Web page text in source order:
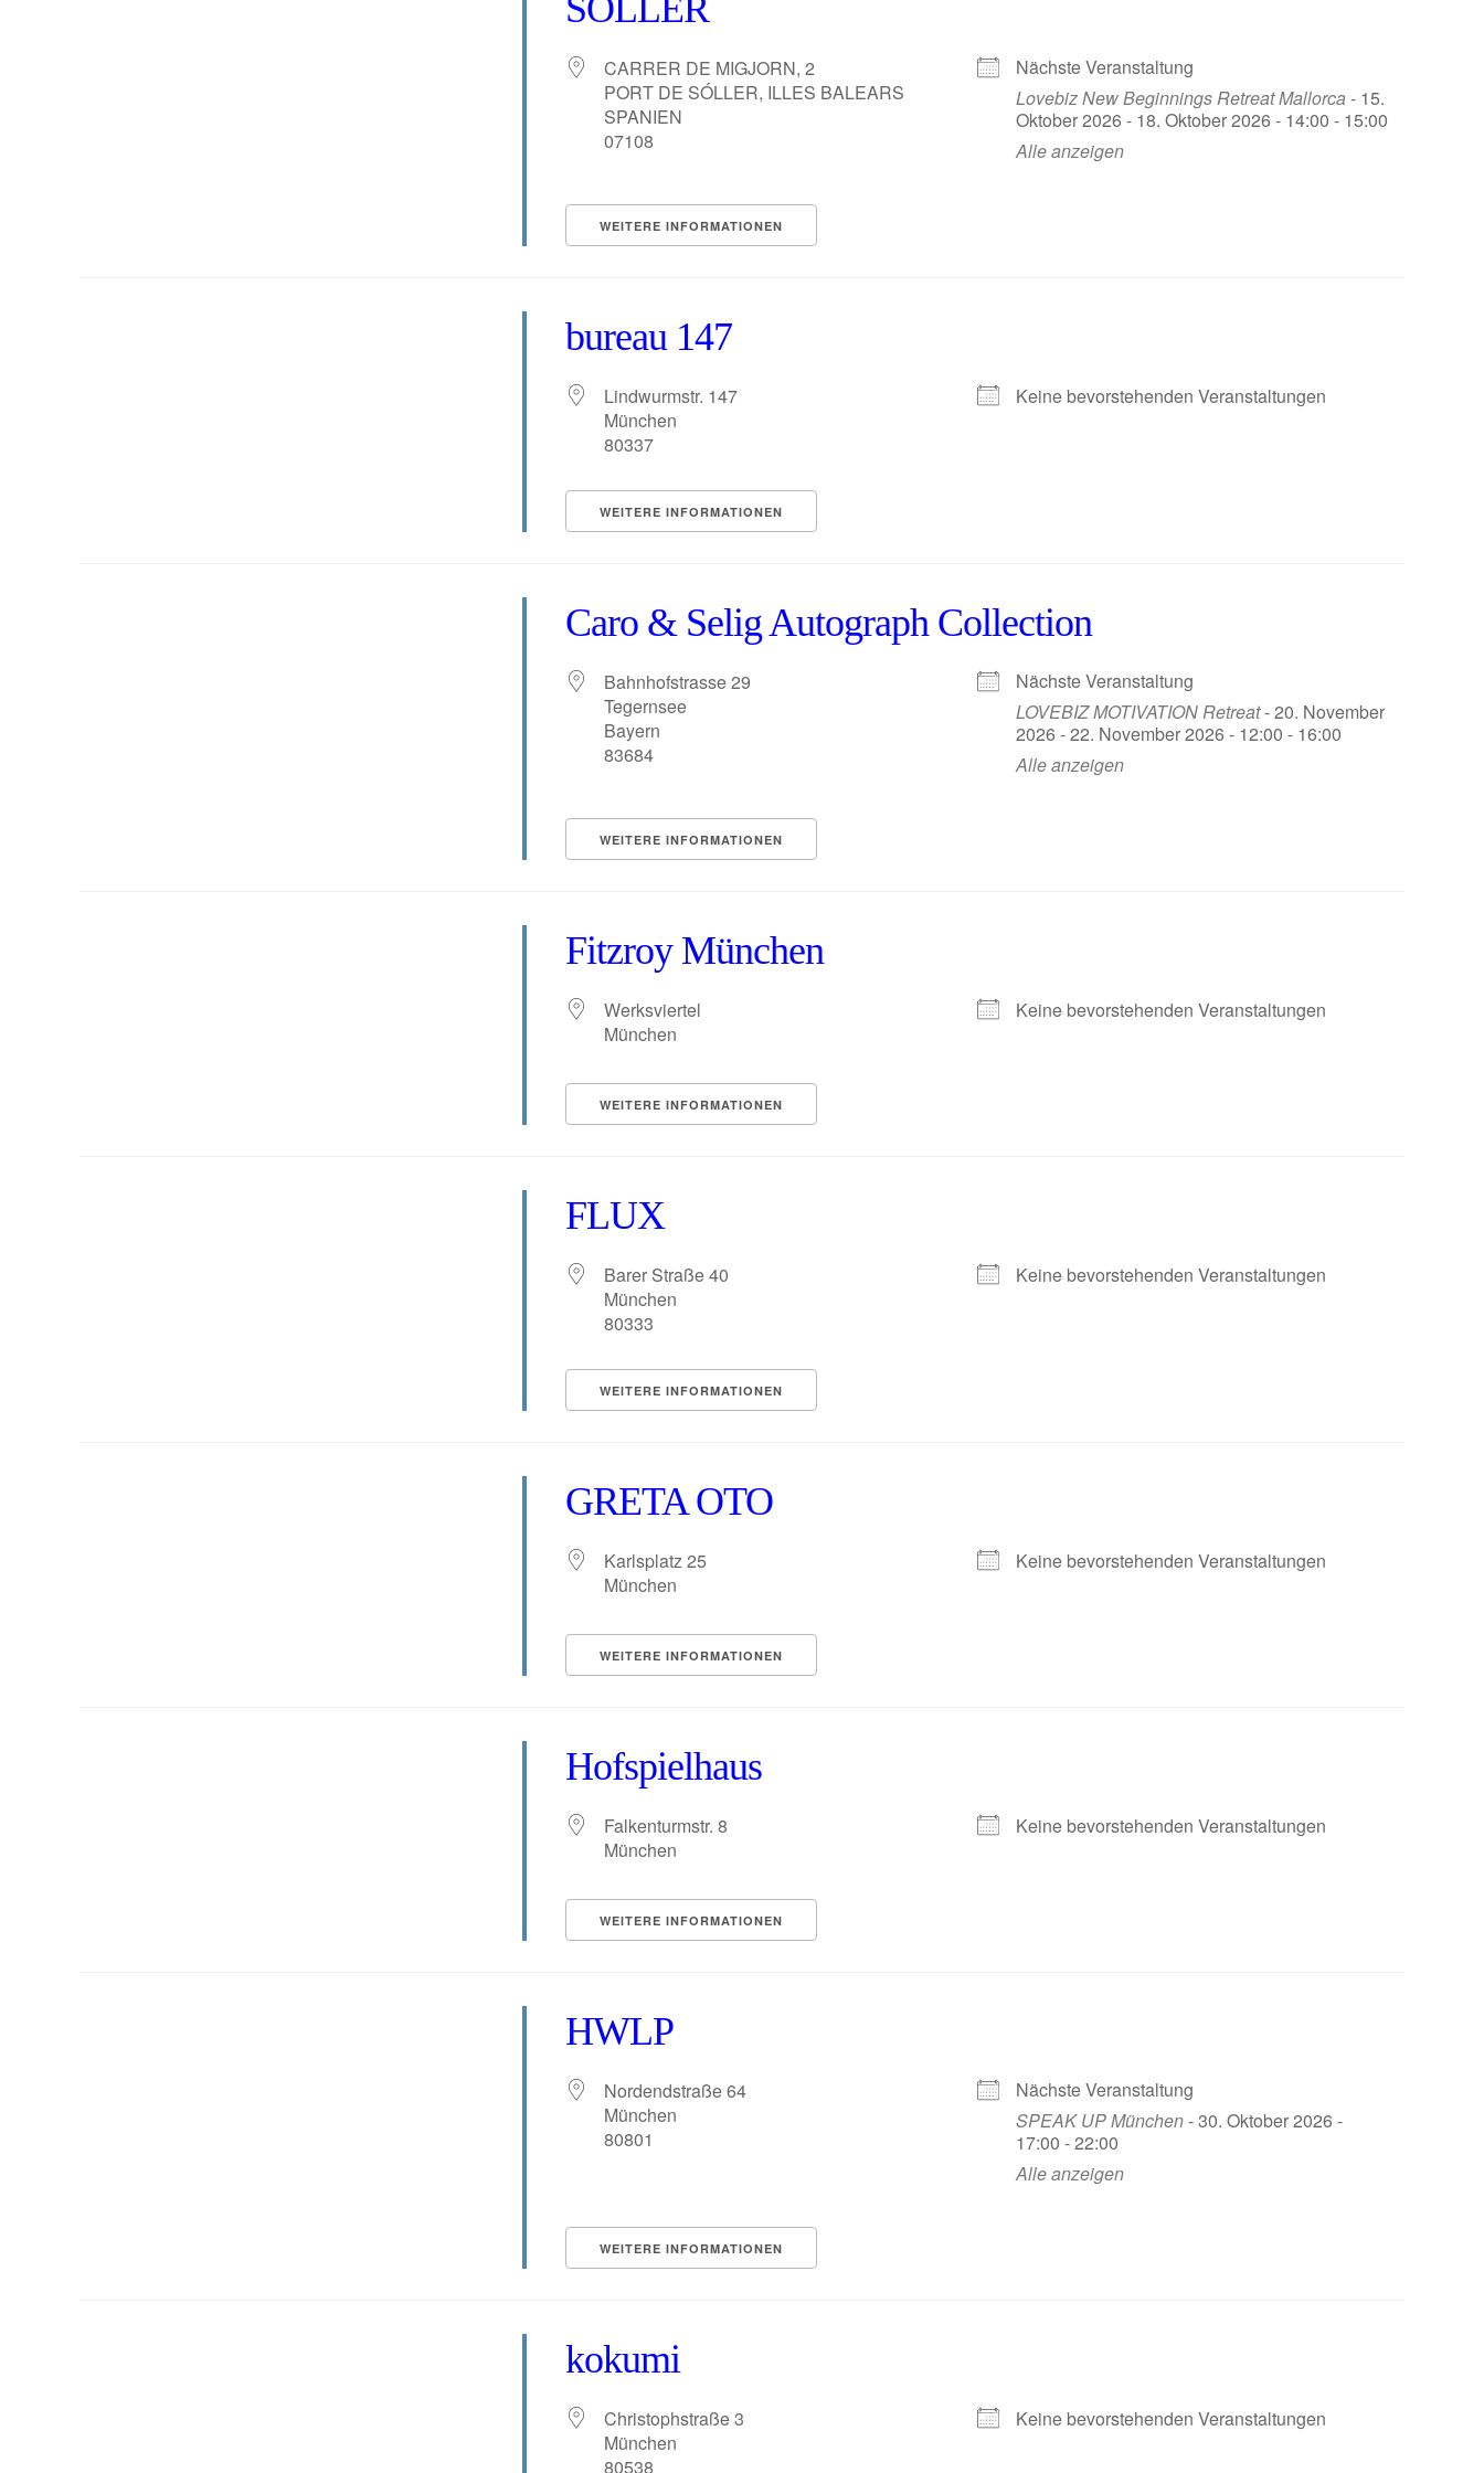
SÓLLER
CARRER DE MIGJORN, 2
PORT DE SÓLLER, ILLES BALEARS
SPANIEN
07108
Nächste Veranstaltung
Lovebiz New Beginnings Retreat Mallorca- 15.
Oktober 2026 - 18. Oktober 2026 - 14:00 - 15:00
Alle anzeigen
WEITERE INFORMATIONEN
bureau 147
Lindwurmstr. 147
München
80337
Keine bevorstehenden Veranstaltungen
WEITERE INFORMATIONEN
Caro & Selig Autograph Collection
Bahnhofstrasse 29
Tegernsee
Bayern
83684
Nächste Veranstaltung
LOVEBIZ MOTIVATION Retreat- 20. November
2026 - 22. November 2026 - 12:00 - 16:00
Alle anzeigen
WEITERE INFORMATIONEN
Fitzroy München
Werksviertel
München
Keine bevorstehenden Veranstaltungen
WEITERE INFORMATIONEN
FLUX
Barer Straße 40
München
80333
Keine bevorstehenden Veranstaltungen
WEITERE INFORMATIONEN
GRETA OTO
Karlsplatz 25
München
Keine bevorstehenden Veranstaltungen
WEITERE INFORMATIONEN
Hofspielhaus
Falkenturmstr. 8
München
Keine bevorstehenden Veranstaltungen
WEITERE INFORMATIONEN
HWLP
Nordendstraße 64
München
80801
Nächste Veranstaltung
SPEAK UP München- 30. Oktober 2026 -
17:00 - 22:00
Alle anzeigen
WEITERE INFORMATIONEN
kokumi
Christophstraße 3
München
80538
Keine bevorstehenden Veranstaltungen